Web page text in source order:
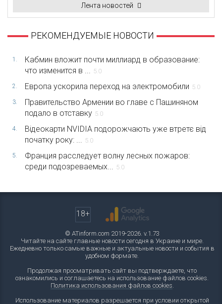
Лента новостей
РЕКОМЕНДУЕМЫЕ НОВОСТИ
1.
Кабмин вложит почти миллиард в образование:
что изменится в ...
5.0
2. Европа ускорила переход на электромобили 5.0
3.
Правительство Армении во главе с Пашиняном
подало в отставку 5.0
4.
Відеокарти NVIDIA подорожчають уже втретє від
початку року: ...
5.0
5.
Франция расследует волну лесных пожаров:
среди подозреваемых...
5.0
18+
© ATinform.com 2019-2026. v.1.73
Читайте на сайте главные новости сегодня в Украине и мире.
Ежедневно только самые важные и актуальные новости и события в
удобном формате.
Продолжая просматривать сайт вы подтверждаете, что
ознакомились и соглашаетесь на использование файлов cookies.
Политика использования файлов cookies
Использование материалов разрешается при условии открытой